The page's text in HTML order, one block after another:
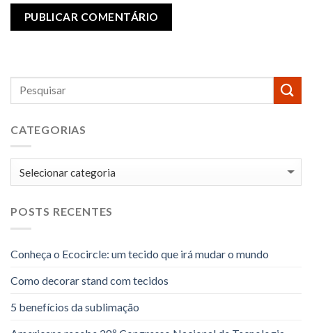
CATEGORIAS
Categorias
POSTS RECENTES
Conheça o Ecocircle: um tecido que irá mudar o mundo
Como decorar stand com tecidos
5 benefícios da sublimação